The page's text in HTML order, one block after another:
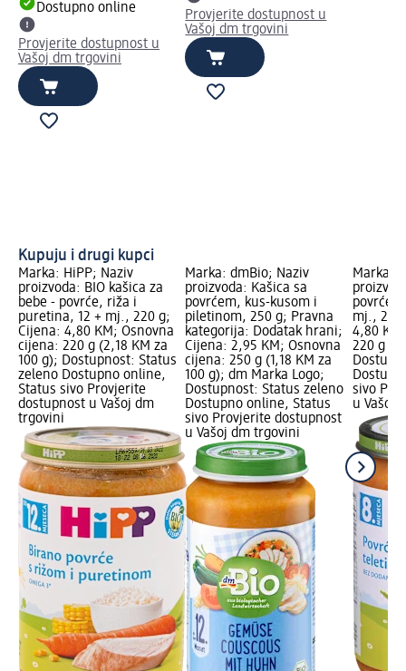
Dostupno online
Provjerite dostupnost u
Vašoj dm trgovini
Provjerite dostupnost u
Vašoj dm trgovini
Kupuju i drugi kupci
Marka: HiPP; Naziv
proizvoda: BIO kašica za
bebe - povrće, riža i
puretina, 12 + mj., 220 g;
Cijena: 4,80 KM; Osnovna
cijena: 220 g (2,18 KM za
100 g); Dostupnost: Status
zeleno Dostupno online,
Status sivo Provjerite
dostupnost u Vašoj dm
trgovini
Marka: dmBio; Naziv
proizvoda: Kašica sa
povrćem, kus-kusom i
piletinom, 250 g; Pravna
kategorija: Dodatak hrani;
Cijena: 2,95 KM; Osnovna
cijena: 250 g (1,18 KM za
100 g); dm Marka Logo;
Dostupnost: Status zeleno
Dostupno online, Status
sivo Provjerite dostupnost
u Vašoj dm trgovini
Marka:
povrće,
mj., 220
4,80
220 g
sivo
u Vašoj